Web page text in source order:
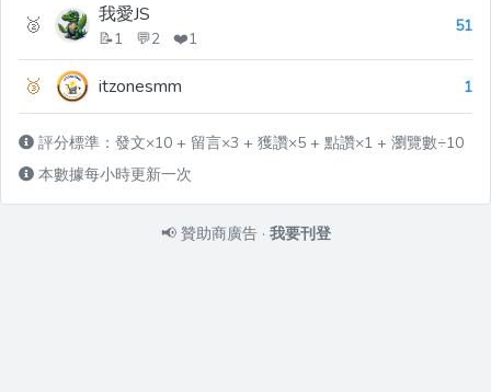
🥈 我愛JS
📝1 💬2 ❤️1
51
🥉 itzonesmm 1
評分標準：發文×10 + 留言×3 + 獲讚×5 + 點讚×1 + 瀏覽數÷10
本數據每小時更新一次
📢 贊助商廣告 · 我要刊登